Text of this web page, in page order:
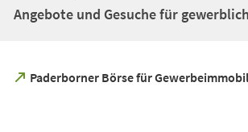
Angebote und Gesuche für
Paderborner Börse für
(Öffnet